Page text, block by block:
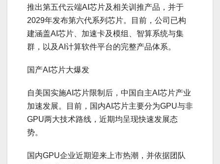
推出第五代云端AI芯片及相关训推产品，并于
2029年发布第六代系列芯片。目前，公司已构
建涵盖AI芯片、加速卡及模组、智算系统与集
群，以及AI计算软件平台的完整产品体系。
国产AI芯片大爆发
自美国实施AI芯片限制后，中国自主AI芯片产业
加速发展。目前，国内AI芯片主要分为GPU与非
GPU两大技术路线，近期均呈现快速发展态
势。
国内GPU企业近期迎来上市热潮，并依据团队